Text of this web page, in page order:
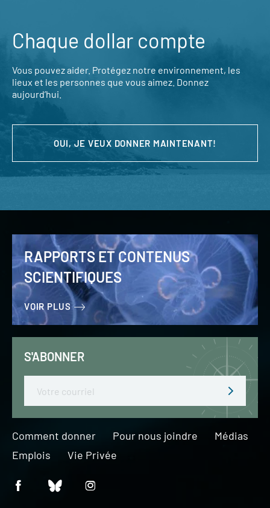
Chaque dollar compte
Vous pouvez aider. Protégez notre environnement, les
lieux et les personnes que vous aimez. Donnez
aujourd’hui.
OUI, JE VEUX DONNER MAINTENANT!
RAPPORTS ET CONTENUS
SCIENTIFIQUES
VOIR PLUS
S'ABONNER
Comment donner Pour nous joindre
Médias
Emplois
Vie Privée